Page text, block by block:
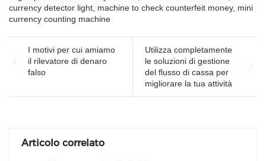
currency detector light machine to check counterfeit money, mini
currency counting machine
I motivi per cui amiamo
il rilevatore di denaro
falso
Utilizza completamente
le soluzioni di gestione
del flusso di cassa per
migliorare la tua attività
Articolo correlato